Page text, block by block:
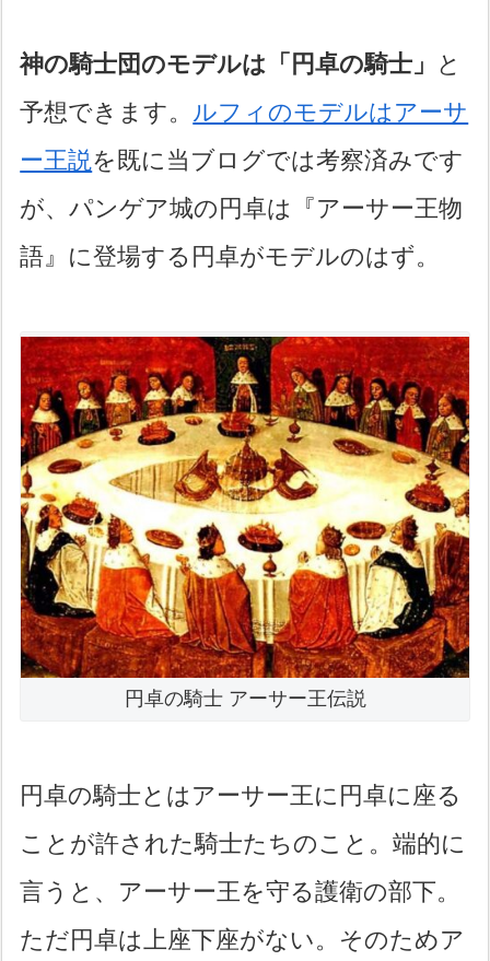
詩】
神の騎士団のモデルは「円卓の騎士」 と
予想できます。 ルフィのモデルはアーサ
ー王説を既に当ブログでは考察済みです
が、パンゲア城の円卓は『アーサー王物
語』に登場する円卓がモデルのはず。
円卓の騎士 アーサー王伝説
円卓の騎士とはアーサー王に円卓に座る
ことが許された騎士たちのこと。端的に
言うと、アーサー王を守る護衛の部下。
ただ円卓は上座下座がない。そのためア